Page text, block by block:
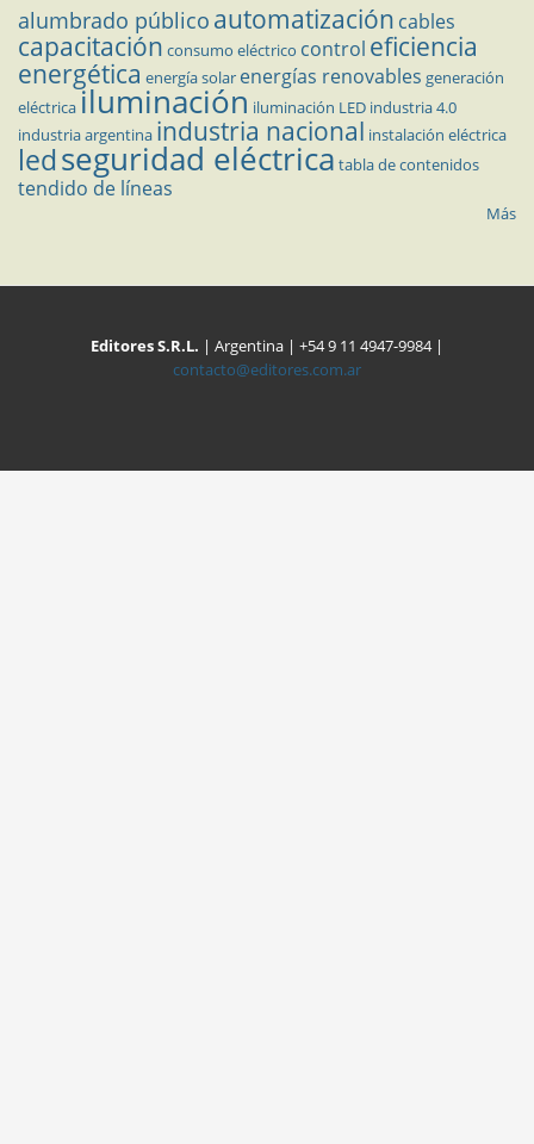
alumbrado público automatización cables
capacitación consumo eléctrico control eficiencia
energética energía solar energías renovables generación
eléctricailuminación iluminación LED industria 4.0
industria argentina industria nacional instalación eléctrica
ledseguridad eléctrica tabla de contenidos
tendido de líneas
Más
Editores S.R.L. | Argentina | +54 9 11 4947-9984 |
contacto@editores.com.ar